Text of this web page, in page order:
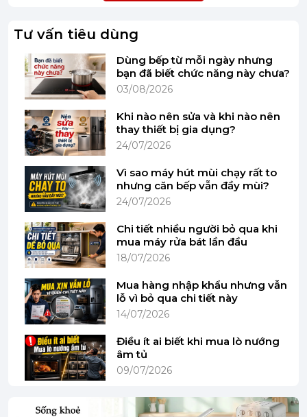
Công Suất 2800W Mạnh Mẽ – Nấu Ăn Nhanh
Chóng
Trang bị 2 vùng nấu từ thông minh, công suất lên đến
2800W giúp nấu ăn cực nhanh, tiết kiệm thời gian tối
đa.
Chế độ Booster siêu tốc – tăng công suất đột biến để đun
sôi nước chỉ trong vài phút.
Tư vấn tiêu dùng
Dùng bếp từ mỗi ngày nhưng
bạn đã biết chức năng này chưa?
03/08/2026
Khi nào nên sửa và khi nào nên
thay thiết bị gia dụng?
24/07/2026
Vì sao máy hút mùi chạy rất to
nhưng căn bếp vẫn đầy mùi?
24/07/2026
Chi tiết nhiều người bỏ qua khi
mua máy rửa bát lần đầu
18/07/2026
Mua hàng nhập khẩu nhưng vẫn
lỗ vì bỏ qua chi tiết này
14/07/2026
Điều ít ai biết khi mua lò nướng
âm tủ
09/07/2026